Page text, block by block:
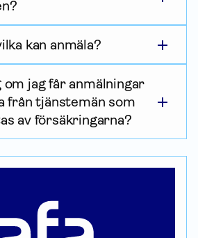
kan anmäla?
om jag får anmälningar
från tjänstemän som
av försäkringarna?